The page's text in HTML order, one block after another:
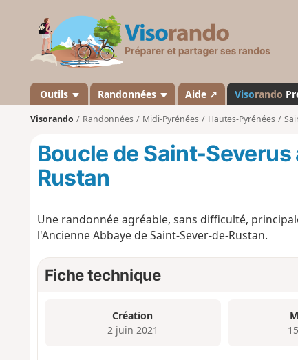
s
a
n
d
Outils Randonnées Aide ↗ Visorando
Visorando Randonnées Midi-Pyrénées Hautes-Pyrénées
Boucle de Saint-
Rustan
Une randonnée agréable, sans difficulté,
l'Ancienne Abbaye de Saint-Sever-de-Rustan.
Fiche technique
Création
2 juin 2021